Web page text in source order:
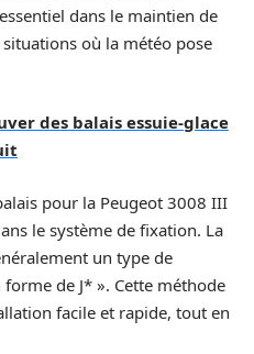
dans le maintien de
où la météo pose
des balais essuie-glace
pour la Peugeot 3008 III
le système de fixation. La
un type de
de J* ». Cette méthode
facile et rapide, tout en